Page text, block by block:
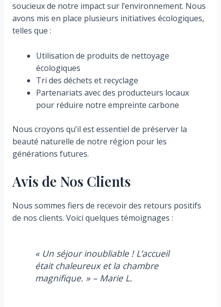
soucieux de notre impact sur l’environnement. Nous
avons mis en place plusieurs initiatives écologiques,
telles que :
Utilisation de produits de nettoyage
écologiques
Tri des déchets et recyclage
Partenariats avec des producteurs locaux
pour réduire notre empreinte carbone
Nous croyons qu’il est essentiel de préserver la
beauté naturelle de notre région pour les
générations futures.
Avis de Nos Clients
Nous sommes fiers de recevoir des retours positifs
de nos clients. Voici quelques témoignages :
« Un séjour inoubliable ! L’accueil
était chaleureux et la chambre
magnifique. » – Marie L.